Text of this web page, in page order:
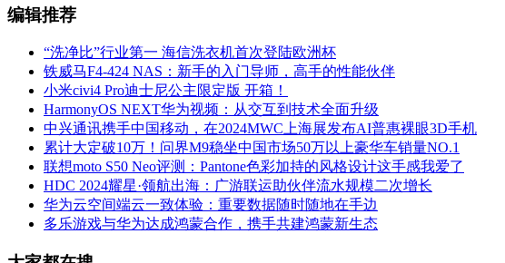
编辑推荐
“洗净比”行业第一 海信洗衣机首次登陆欧洲杯
铁威马F4-424 NAS：新手的入门导师，高手的性能伙伴
小米civi4 Pro迪士尼公主限定版 开箱！
HarmonyOS NEXT华为视频：从交互到技术全面升级
中兴通讯携手中国移动，在2024MWC上海展发布AI普惠裸眼3D手机
累计大定破10万！问界M9稳坐中国市场50万以上豪华车销量NO.1
联想moto S50 Neo评测：Pantone色彩加持的风格设计这手感我爱了
HDC 2024耀星·领航出海：广游联运助伙伴流水规模二次增长
华为云空间端云一致体验：重要数据随时随地在手边
多乐游戏与华为达成鸿蒙合作，携手共建鸿蒙新生态